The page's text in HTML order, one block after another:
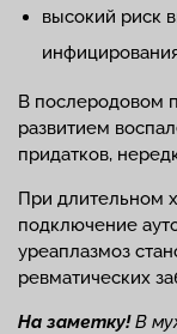
высокий риск
В послеродовом
развитием
придатков,
При длительном
подключение
уреаплазмоз
ревматических
На заметку! В